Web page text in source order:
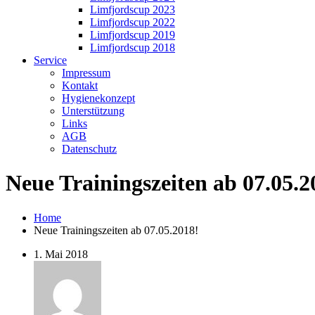
Limfjordscup 2023
Limfjordscup 2022
Limfjordscup 2019
Limfjordscup 2018
Service
Impressum
Kontakt
Hygienekonzept
Unterstützung
Links
AGB
Datenschutz
Neue Trainingszeiten ab
Home
Neue Trainingszeiten ab 07.05.2018!
1. Mai 2018